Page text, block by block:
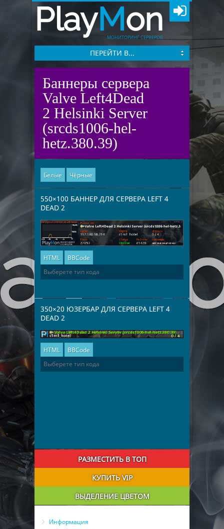
PlayMon
МОНИТОРИНГ СЕРВЕРОВ
ПЕРЕЙТИ В...
Баннеры сервера
Valve Left4Dead
2 Helsinki Server
(srcds1006-hel-
hetz.380.39)
Белые Чёрные
550×100 БАННЕР ДЛЯ СЕРВЕРА LEFT 4
DEAD 2
HTML BBCode
350×20 ЮЗЕРБАР ДЛЯ СЕРВЕРА LEFT 4
DEAD 2
HTML BBCode
РАЗМЕСТИТЬ В ТОП
КУПИТЬ VIP
ВЫДЕЛЕНИЕ ЦВЕТОМ
Информация